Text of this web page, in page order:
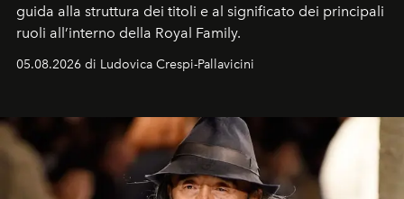
guida alla struttura dei titoli e al significato dei principali
ruoli all’interno della Royal Family.
05.08.2026 di Ludovica Crespi-Pallavicini